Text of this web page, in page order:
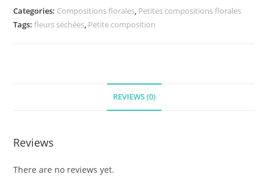
Categories: Compositions florales, Petites compositions florales
Tags:fleurs séchées, Petite composition
REVIEWS (0)
Reviews
There are no reviews yet.